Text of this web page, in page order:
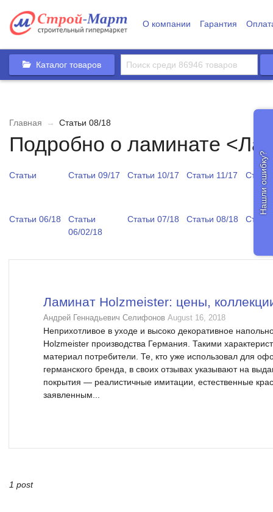
О компании Гарантия
Каталог товаров
Главная → Статьи 08/18
Подробно о ламинате
Статьи Статьи 09/17 Статьи 10/17 Статьи 11/17
Статьи 06/18
Статьи
06/02/18
Статьи 07/18 Статьи 08/18
Ламинат Holzmeister: цены,
Андрей Геннадьевич Селифонов August 16, 2018
Неприхотливое в уходе и высоко декоративное
Holzmeister производства Германия. Такими
материал потребители. Те, кто уже использовал для
германского бренда, в своих отзывах указывают на
покрытия — реалистичные имитации, естественные
заявленным...
1 post
Нашли ошибку?